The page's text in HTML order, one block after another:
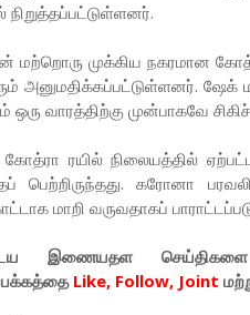
நிறுத்தப்பட்டுள்ளனர்.
மற்றொரு முக்கிய நகரமான
அனுமதிக்கப்பட்டுள்ளனர்.
வாரத்திற்கு முன்பாகவே
ரயில் நிலையத்தில்
பெற்றிருந்தது. கரோனா
மாறி வருவதாகப்
இணையதள
Like, Follow, Joint